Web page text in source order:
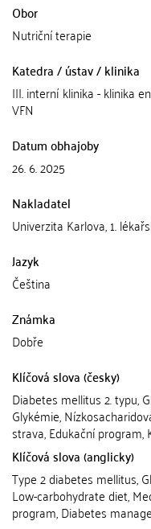
Obor
Nutriční terapie
Katedra / ústav / klinika
III. interní klinika - klinika
VFN
Datum obhajoby
26. 6. 2025
Nakladatel
Univerzita Karlova, 1.
Jazyk
Čeština
Známka
Dobře
Klíčová slova (česky)
Diabetes mellitus 2. typu,
Glykémie,
strava, Edukační
Klíčová slova (anglicky)
Type 2 diabetes mellitus,
Low-carbohydrate diet,
program, Diabetes